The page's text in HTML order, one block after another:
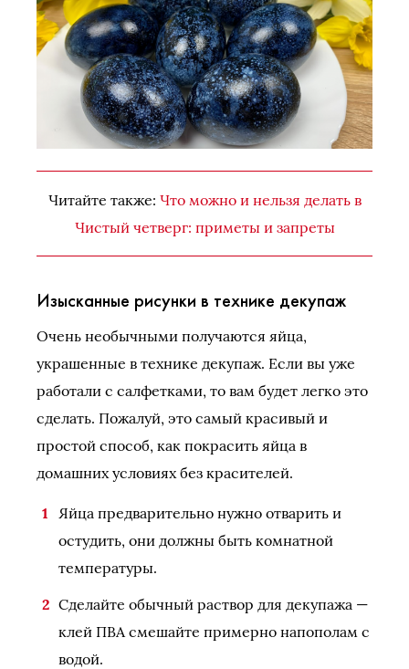
Читайте также: Что можно и нельзя делать в
Чистый четверг: приметы и запреты
Изысканные рисунки в технике декупаж
Очень необычными получаются яйца,
украшенные в технике декупаж. Если вы уже
работали с салфетками, то вам будет легко это
сделать. Пожалуй, это самый красивый и
простой способ, как покрасить яйца в
домашних условиях без красителей.
Яйца предварительно нужно отварить и
остудить, они должны быть комнатной
температуры.
Сделайте обычный раствор для декупажа —
клей ПВА смешайте примерно напополам с
водой.